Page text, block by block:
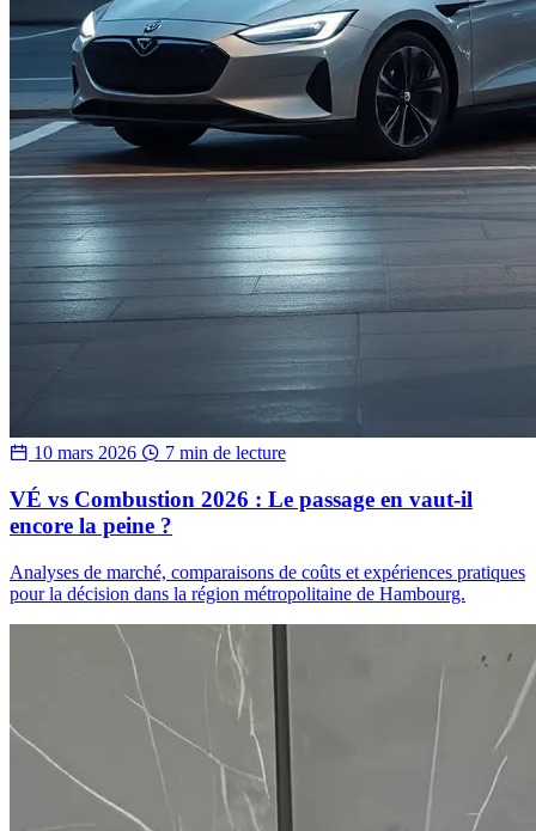
10 mars 2026 7 min de lecture
VÉ vs Combustion 2026 : Le passage en vaut-il
encore la peine ?
Analyses de marché, comparaisons de coûts et expériences pratiques
pour la décision dans la région métropolitaine de Hambourg.